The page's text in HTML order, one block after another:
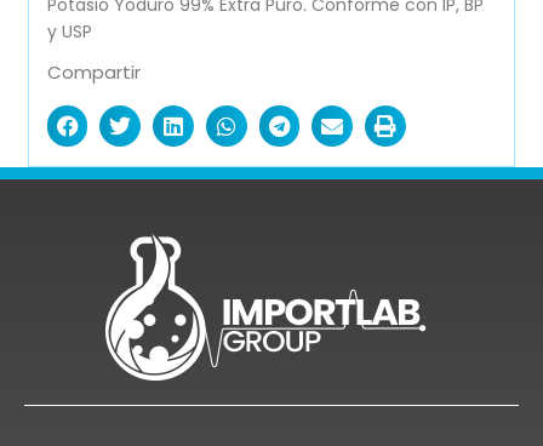
Potasio Yoduro 99% Extra Puro. Conforme con IP, BP
y USP
Compartir